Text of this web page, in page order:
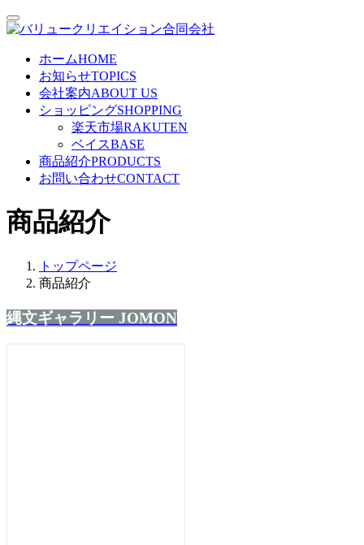
ホームHOME
お知らせTOPICS
会社案内ABOUT US
ショッピングSHOPPING
楽天市場RAKUTEN
ベイスBASE
商品紹介PRODUCTS
お問い合わせCONTACT
商品紹介
トップページ
商品紹介
縄文ギャラリー JOMON